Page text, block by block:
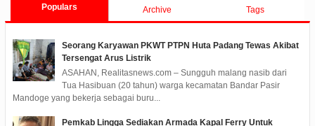
Populars Archive Tags
Seorang Karyawan PKWT PTPN Huta Padang Tewas Akibat
Tersengat Arus Listrik
ASAHAN, Realitasnews.com – Sungguh malang nasib dari
Tua Hasibuan (20 tahun) warga kecamatan Bandar Pasir
Mandoge yang bekerja sebagai buru...
Pemkab Lingga Sediakan Armada Kapal Ferry Untuk